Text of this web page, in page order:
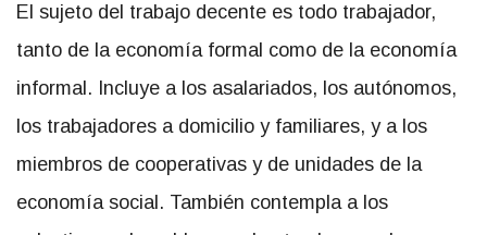
El sujeto del trabajo decente es todo trabajador,
tanto de la economía formal como de la economía
informal. Incluye a los asalariados, los autónomos,
los trabajadores a domicilio y familiares, y a los
miembros de cooperativas y de unidades de la
economía social. También contempla a los